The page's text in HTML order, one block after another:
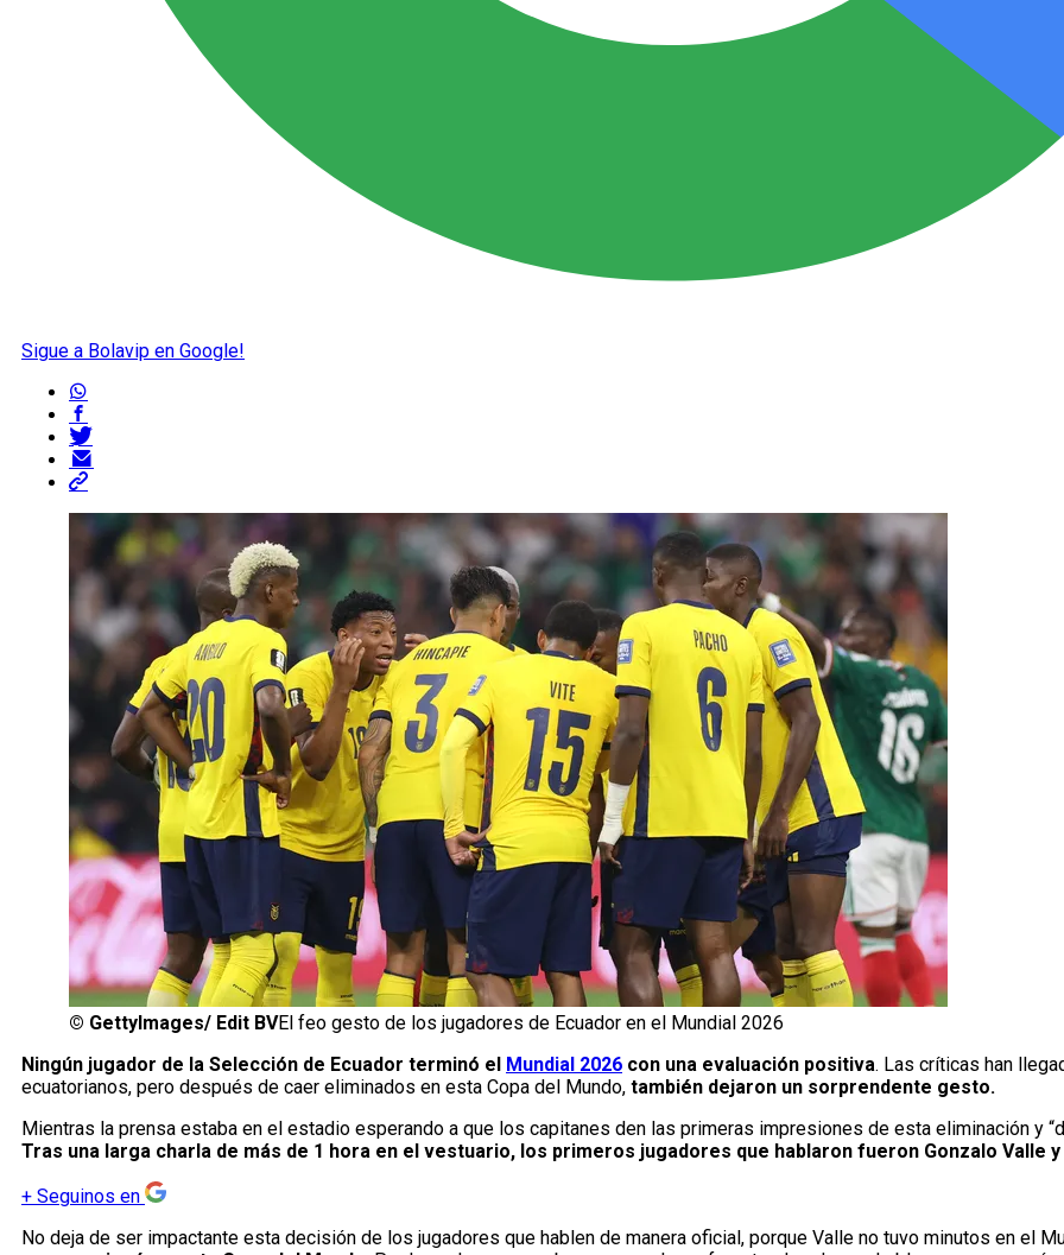
Sigue a Bolavip en Google!
© GettyImages/ Edit BVEl feo gesto de los jugadores de Ecuador en el Mundial 2026
Ningún jugador de la Selección de Ecuador terminó el
Mundial 2026 con una evaluación positiva. Las críticas han
ecuatorianos, pero después de caer eliminados en esta Copa del Mundo, también dejaron un sorprendente gesto.
Mientras la prensa estaba en el estadio esperando a que los capitanes den las primeras impresiones de esta eliminación y
Tras una larga charla de más de 1 hora en el vestuario, los primeros jugadores que hablaron fueron Gonzalo Valle
+ Seguinos en
No deja de ser impactante esta decisión de los jugadores que hablen de manera oficial, porque Valle no tuvo minutos en el